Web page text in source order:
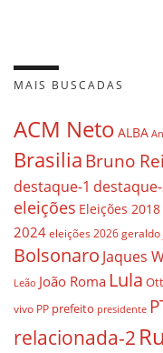
MAIS BUSCADAS
ACM Neto ALBA
BrasiliaBruno
destaque-1
eleições Eleições 2018
2024 eleições 2026 geraldo
Bolsonaro Jaques
Leão João Roma Lula
vivo PP prefeito presidente
relacionada-2